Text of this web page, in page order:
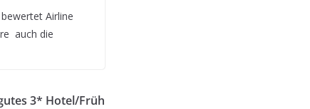
Airline
auch die
3* Hotel/Früh